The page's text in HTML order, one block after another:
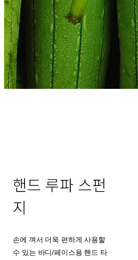
핸드 루파 스펀
지
손에 껴서 더욱 편하게 사용할
수 있는 바디/페이스용 핸드 타